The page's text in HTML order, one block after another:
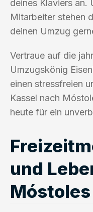
deines Klaviers an.
Mitarbeiter stehen
deinen Umzug
Vertraue auf die
Umzugskönig
einen stressfreien
Kassel nach
heute für ein
und
Móstoles